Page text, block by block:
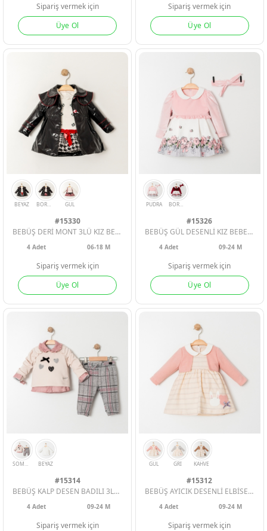
ERKEK BEBEK
ERKEK
ERKEK BEBEK
ERKEK
ERKEK BEBEK
ERKEK
LACI
Sipariş vermek için
Üye Ol
YESIL BORDO
Sipariş vermek için
Üye Ol
#15330
BEBÜŞ DERİ MONT 3LÜ KIZ BEBE TAKIM
4Adet 06-18 M
Sipariş vermek için
Üye Ol
#15326
BEBÜŞ GÜL DESENLİ KIZ BEBE ELBİSE
4 Adet 09-24 M
Sipariş vermek için
Üye Ol
#15314
BEBÜŞ KALP DESEN BADILI 3LÜ KIZ BEBE TAKIM
4Adet 09-24 M
Sipariş vermek için
#15312
BEBÜŞ AYICIK DESENLİ ELBİSE KIZ BEBE
4 Adet 09-24 M
Sipariş vermek için